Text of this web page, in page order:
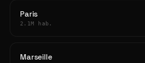
Paris
2.1M hab.
Marseille